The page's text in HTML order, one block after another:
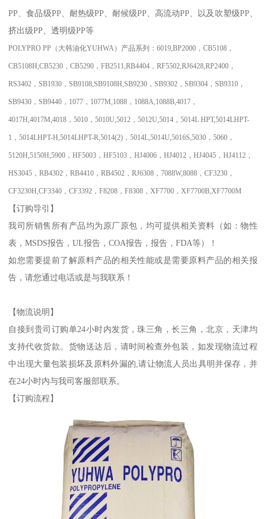
PP 、食品级PP 、耐热级PP 、耐候级PP 、高流动PP 、以及吹塑级PP
挤出级PP 、透明级PP等
POLYPRO PP （大韩油化YUHWA）产品系列：6019,BP2000 ，CB5108 ，
CB5108H,CB5230 ，CB5290 ，FB2511,RB4404 ，RF5502,RJ6428,RP2400 ，
RS3402 ，SB1930 ，SB9108,SB9108H,SB9230 ，SB9302 ，SB9304 ，SB9310 ，
SB9430 ，SB9440 ， 1077 ， 1077M,1088 ， 1088A,1088B,4017 ，
4017H,4017M,4018 ，5010 ，5010U,5012 ，5012U,5014 ，5014L HPT,5014LHPT-
1 ，5014LHPT-H,5014LHPT-R,5014(2) ，5014L,5014U,5016S,5030 ，5060 ，
5120H,5150H,5900 ，HF5003 ，HF5103 ，HJ4006 ，HJ4012 ，HJ4045 ，HJ4112 ，
HS3045 ，RB4302 ，RB4410 ，RB4502 ，RJ6308 ，7088W,8088 ，CF3230 ，
CF3230H,CF3340 ，CF3392 ，F8208 ，F8308 ，XF7700 ，XF7700B,XF7700M
【订购导引】
我司所销售所有产品均为原厂原包，均可提供相关资料（如：物性
表，MSDS报告，UL报告，COA报告，报告，FDA等）！
如您需要提前了解原料产品的相关性能或是需要原料产品的相关报
告，请您通过电话或是与我联系！
【物流说明】
自接到贵司订购单24小时内发货，珠三角，长三角，北京，天津均
支持代收货款。货物送达后，请时间检查外包装，如发现物流过程
中出现大量包装损坏及原料外漏的 ,请让物流人员出具明并保存，并
在24小时内与我司客服部联系。
【订购流程】